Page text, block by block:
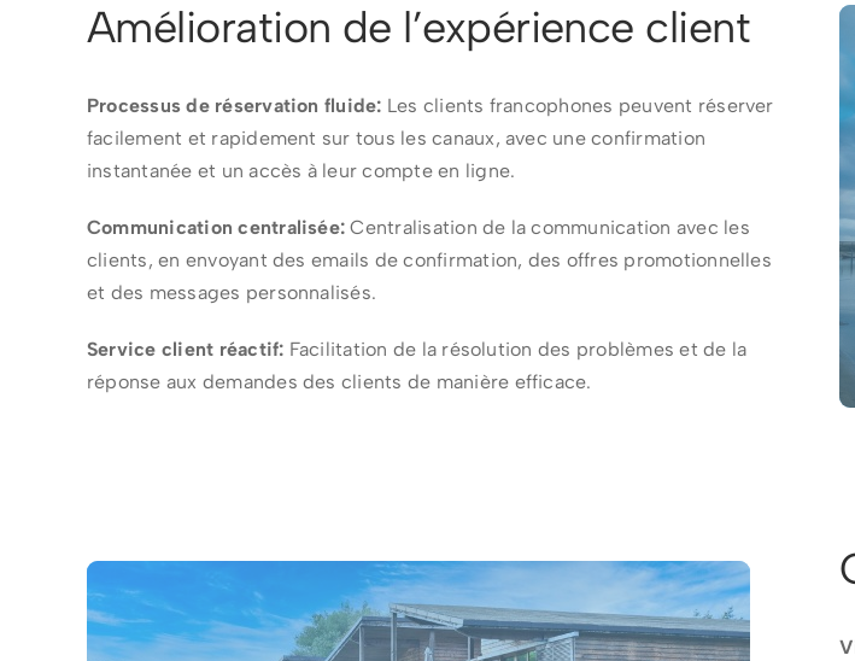
Amélioration de l’expérience client
Processus de réservation fluide: Les clients francophones peuvent réserver
facilement et rapidement sur tous les canaux, avec une confirmation
instantanée et un accès à leur compte en ligne.
Communication centralisée: Centralisation de la communication avec les
clients, en envoyant des emails de confirmation, des offres promotionnelles
et des messages personnalisés.
Service client réactif: Facilitation de la résolution des problèmes et de la
réponse aux demandes des clients de manière efficace.